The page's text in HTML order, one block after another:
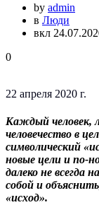
by admin
в Люди
вкл
0
22 апреля 2020 г.
Каждый человек,
человечество в
символический
новые цели и по-
далеко не всегда
собой и
«исход».